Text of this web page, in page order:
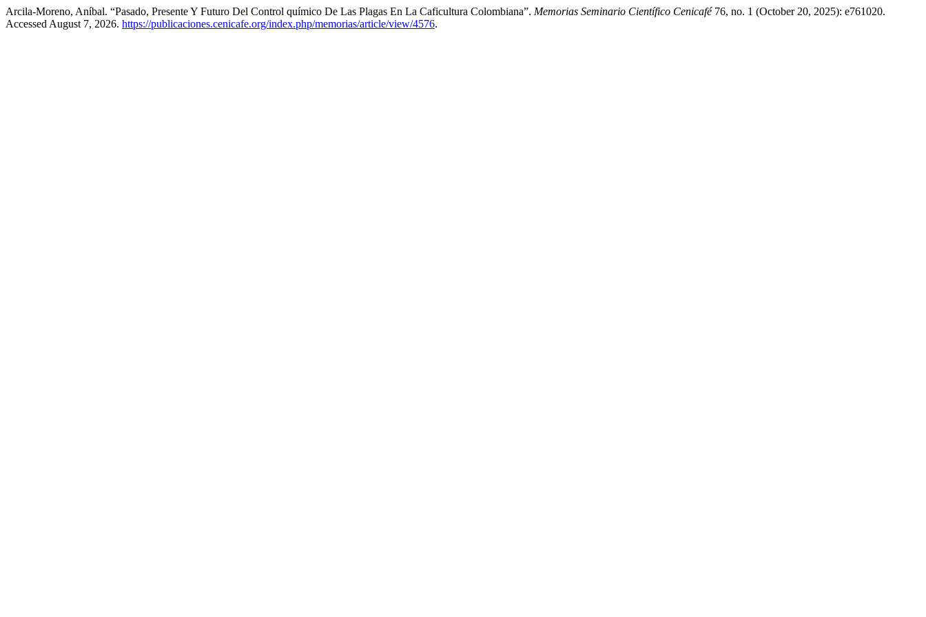
Arcila-Moreno, Aníbal. “Pasado, Presente Y Futuro Del Control químico De Las Plagas En La Caficultura Colombiana”. Memorias Seminario Científico Cenicafé76, no. 1 (October 20, 2025): e761020.
Accessed August 7, 2026. https://publicaciones.cenicafe.org/index.php/memorias/article/view/4576.